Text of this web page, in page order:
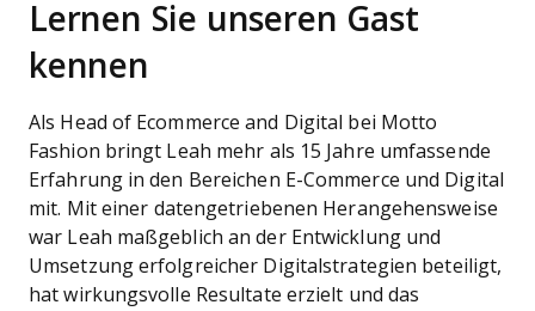
Lernen Sie unseren Gast
kennen
Als Head of Ecommerce and Digital bei Motto
Fashion bringt Leah mehr als 15 Jahre umfassende
Erfahrung in den Bereichen E-Commerce und Digital
mit. Mit einer datengetriebenen Herangehensweise
war Leah maßgeblich an der Entwicklung und
Umsetzung erfolgreicher Digitalstrategien beteiligt,
hat wirkungsvolle Resultate erzielt und das